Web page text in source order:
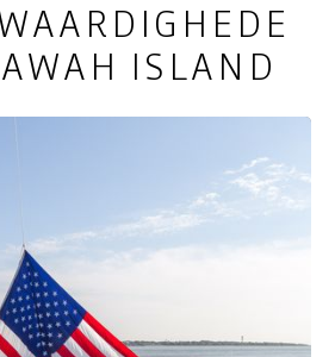
ISLAND